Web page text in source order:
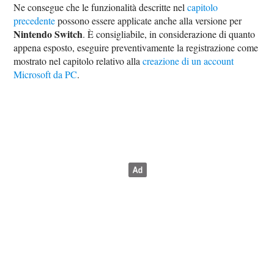
Ne consegue che le funzionalità descritte nelcapitolo
precedentepossono essere applicate anche alla versione per
Nintendo Switch. È consigliabile, in considerazione di quanto
appena esposto, eseguire preventivamente la registrazione come
mostrato nel capitolo relativo allacreazione di un account
Microsoft da PC.